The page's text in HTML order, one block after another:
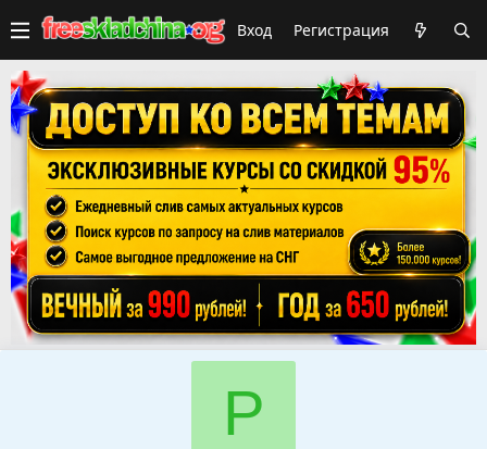
Вход Регистрация
P